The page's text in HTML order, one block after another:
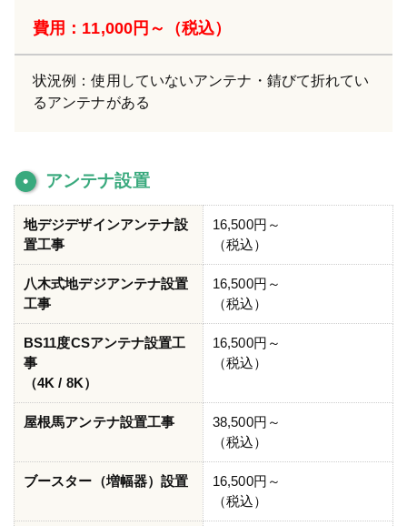
費用：11,000円～（税込）
状況例：使用していないアンテナ・錆びて折れてい
るアンテナがある
アンテナ設置
地デジデザインアンテナ設
置工事
16,500円～
（税込）
八木式地デジアンテナ設置
工事
16,500円～
（税込）
BS11度CSアンテナ設置工
事
（4K / 8K）
16,500円～
（税込）
屋根馬アンテナ設置工事
38,500円～
（税込）
ブースター（増幅器）設置
16,500円～
（税込）